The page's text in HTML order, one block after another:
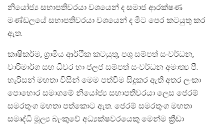
නියෝජ්‍ය සභාපතිවරයා වශයෙන් ද සමාජ ආරක්ෂණ
මණ්ඩලයේ සභාපතිවරයා වශයෙන් ද මීට පෙර කටයුතු කර
ඇත.
කෘෂිකර්ම, ග්‍රාමීය ආර්ථික කටයුතු, පශු සම්පත් සංවර්ධන,
වාරිමාර්ග සහ ධීවර හා ජලජ සම්පත් සංවර්ධන අමාත්‍ය පී.
හැරිසන් මහතා විසින් මෙම පත්වීම සිදුකර ඇති අතර ලංකා
පොහොර සමාගමේ නියෝජ්‍ය සභාපතිවරයා ලෙස ජෙරම්
සමරතුංග මහතා පත්කොට ඇත. ජෙරම් සමරතුංග මහතා
සමෘද්ධි මූල්‍ය බැංකුවේ අධ්‍යක්ෂවරයෙකු මෙන්ම ක්‍රීඩා